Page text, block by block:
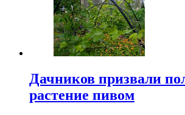
Дачников призвали
растение пивом